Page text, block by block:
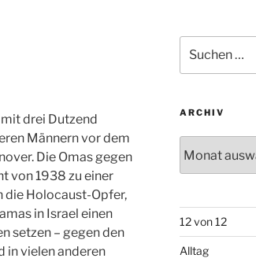
drei Dutzend
Männern vor dem
Die Omas gegen
von 1938 zu einer
die Holocaust-Opfer,
in Israel einen
setzen – gegen den
in vielen anderen
nach:
ARCHIV
12 von 12
Alltag